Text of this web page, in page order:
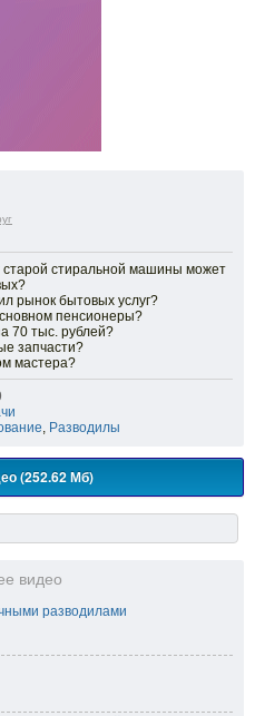
стиральной машины может
рынок бытовых услуг?
пенсионеры?
70 тыс. рублей?
запчасти?
мастера?
, Разводилы
(252.62 Мб)
видео
разводилами